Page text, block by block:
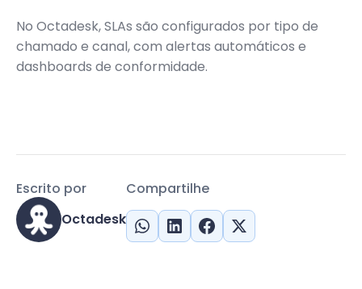
No Octadesk, SLAs são configurados por tipo de
chamado e canal, com alertas automáticos e
dashboards de conformidade.
Compartilhe
Escrito por
Octadesk